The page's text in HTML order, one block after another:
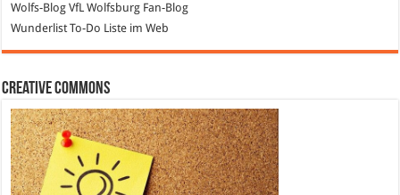
Wolfs-Blog VfL Wolfsburg Fan-Blog
WunderlistTo-Do Liste im Web
Creative Commons